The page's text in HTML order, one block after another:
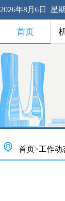
2026年8月6日 星
首页
首页>工作动